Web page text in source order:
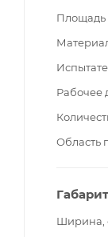
Площадь
Рабочее
Область
Ширина,